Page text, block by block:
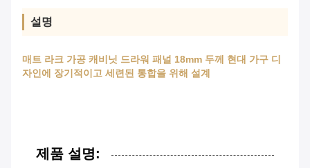
설명
매트 라크 가공 캐비닛 드라워 패널 18mm 두께 현대 가구 디
자인에 장기적이고 세련된 통합을 위해 설계
제품 설명: